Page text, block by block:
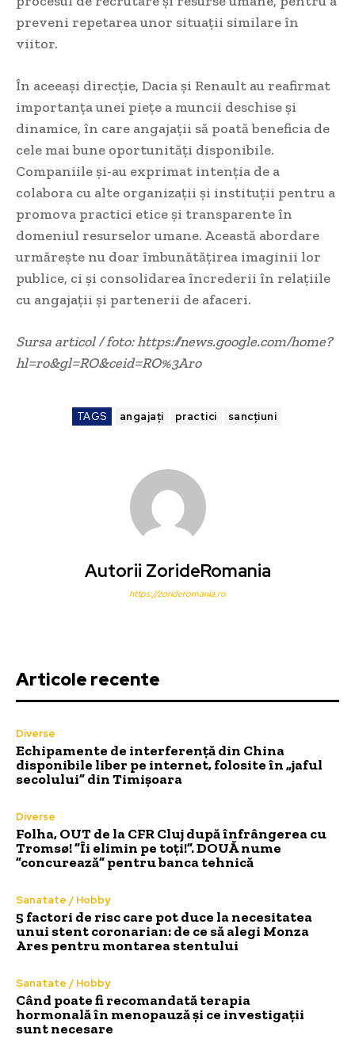
preveni repetarea unor situații similare în
viitor.
În aceeași direcție, Dacia și Renault au reafirmat
importanța unei piețe a muncii deschise și
dinamice, în care angajații să poată beneficia de
cele mai bune oportunități disponibile.
Companiile și-au exprimat intenția de a
colabora cu alte organizații și instituții pentru a
promova practici etice și transparente în
domeniul resurselor umane. Această abordare
urmărește nu doar îmbunătățirea imaginii lor
publice, ci și consolidarea încrederii în relațiile
cu angajații și partenerii de afaceri.
Sursa articol / foto: https://news.google.com/home?
hl=ro&gl=RO&ceid=RO%3Aro
TAGS angajați practici sancțiuni
Autorii ZorideRomania
https://zorideromania.ro
Articole recente
Diverse
Echipamente de interferență din China
disponibile liber pe internet, folosite în „jaful
secolului” din Timișoara
Diverse
Folha, OUT de la CFR Cluj după înfrângerea cu
Tromsø! ”Îi elimin pe toți!”. DOUĂ nume
”concurează” pentru banca tehnică
Sanatate / Hobby
5 factori de risc care pot duce la necesitatea
unui stent coronarian: de ce să alegi Monza
Ares pentru montarea stentului
Sanatate / Hobby
Când poate fi recomandată terapia
hormonală în menopauză și ce investigații
sunt necesare